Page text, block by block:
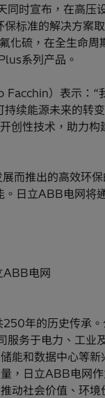
时宣布，在高压
标准的解决方案
化硫，在全生命周
系列产品。
）表示：“
续能源未来的转
创性技术，助力构
而推出的高效环
日立ABB电网将
ABB电网
250年的历史传承
务于电力、工业
能和数据中心等
，日立ABB电网
动社会价值、环